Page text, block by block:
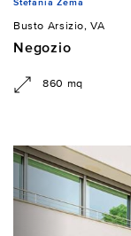
Stefania Zema
Busto Arsizio, VA
Negozio
860 mq